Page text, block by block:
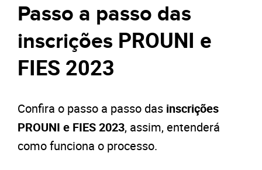
Passo a passo das
inscrições PROUNI e
FIES 2023
Confira o passo a passo das inscrições
PROUNI e FIES 2023, assim, entenderá
como funciona o processo.